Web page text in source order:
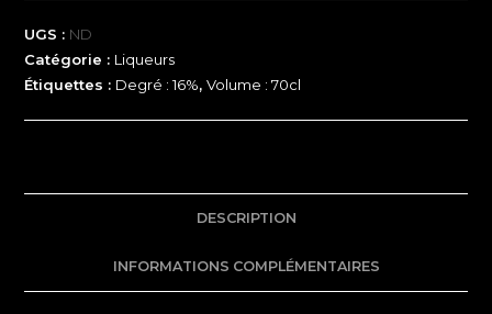
UGS : ND
Catégorie : Liqueurs
Étiquettes : Degré : 16%,Volume : 70cl
DESCRIPTION
INFORMATIONS COMPLÉMENTAIRES